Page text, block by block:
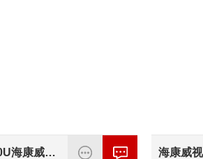
DS-65DC0500U海康威视视频会议USB全景跟踪相机配件